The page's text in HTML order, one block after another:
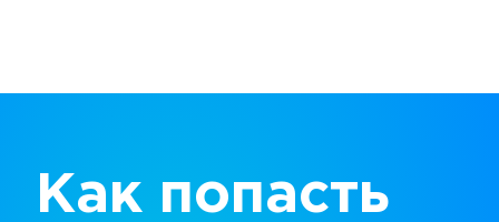
Как попасть